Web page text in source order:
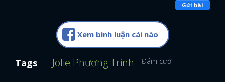
Gửi bài
Xem bình luận cái nào
Tags Jolie Phương Trinh Đám cưới